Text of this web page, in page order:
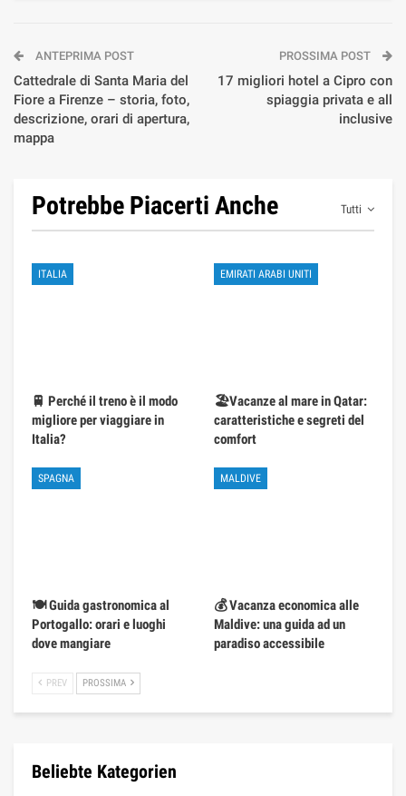
ANTEPRIMA POST
Cattedrale di Santa Maria del
Fiore a Firenze – storia, foto,
descrizione, orari di apertura,
mappa
PROSSIMA POST
17 migliori hotel a Cipro con
spiaggia privata e all
inclusive
Tutti
Potrebbe Piacerti Anche
ITALIA
🚆 Perché il treno è il modo
migliore per viaggiare in
Italia?
EMIRATI ARABI UNITI
🏖️Vacanze al mare in Qatar:
caratteristiche e segreti del
comfort
SPAGNA
🍽️ Guida gastronomica al
Portogallo: orari e luoghi
dove mangiare
MALDIVE
💰 Vacanza economica alle
Maldive: una guida ad un
paradiso accessibile
PREV PROSSIMA
Beliebte Kategorien